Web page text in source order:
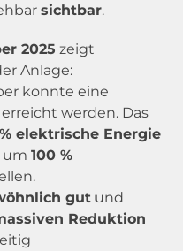
sichtbar.
2025 zeigt
Anlage:
konnte eine
erreicht werden. Das
elektrische Energie
um100 %
gut und
Reduktion